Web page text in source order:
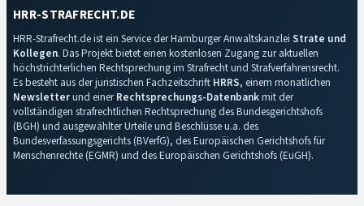
HRR-STRAFRECHT.DE
HRR-Strafrecht.de ist ein Service der Hamburger Anwaltskanzlei Strate und
Kollegen. Das Projekt bietet einen kostenlosen Zugang zur aktuellen
höchstrichterlichen Rechtsprechung im Strafrecht und Strafverfahrensrecht.
Es besteht aus der juristischen Fachzeitschrift HRRS, einem monatlichen
Newsletterund einerRechtsprechungs-Datenbankmit der
vollständigen strafrechtlichen Rechtsprechung des Bundesgerichtshofs
(BGH) und ausgewählter Urteile und Beschlüsse u.a. des
Bundesverfassungsgerichts (BVerfG), des Europäischen Gerichtshofs für
Menschenrechte (EGMR) und des Europäischen Gerichtshofs (EuGH).